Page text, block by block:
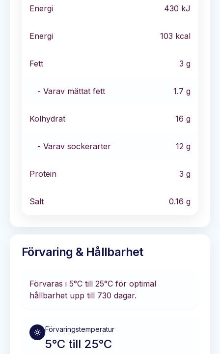
Energi 430 kJ
Energi 103 kcal
Fett 3 g
- Varav mättat fett 1.7 g
Kolhydrat 16 g
- Varav sockerarter 12 g
Protein 3 g
Salt 0.16 g
Förvaring & Hållbarhet
Förvaras i 5°C till 25°C för optimal
hållbarhet upp till 730 dagar.
Förvaringstemperatur
5°C till 25°C